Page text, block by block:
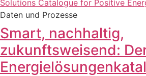
Daten und Prozesse
Smart, nachhaltig,
zukunftsweisend: